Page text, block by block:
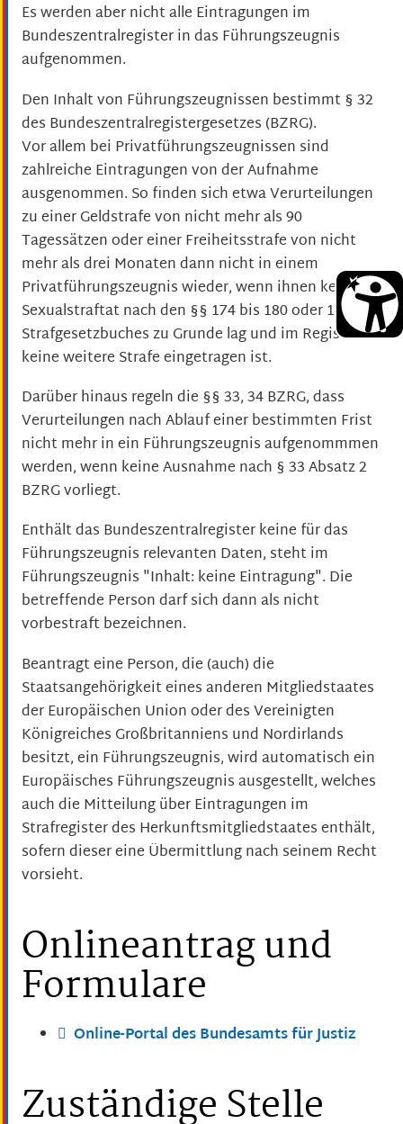
Es werden aber nicht alle Eintragungen im
Bundeszentralregister in das Führungszeugnis
aufgenommen.
Den Inhalt von Führungszeugnissen bestimmt § 32
des Bundeszentralregistergesetzes (BZRG).
Vor allem bei Privatführungszeugnissen sind
zahlreiche Eintragungen von der Aufnahme
ausgenommen. So finden sich etwa Verurteilungen
zu einer Geldstrafe von nicht mehr als 90
Tagessätzen oder einer Freiheitsstrafe von nicht
mehr als drei Monaten dann nicht in einem
Privatführungszeugnis wieder, wenn ihnen keine
Sexualstraftat nach den §§ 174 bis 180 oder 182 des
Strafgesetzbuches zu Grunde lag und im Register
keine weitere Strafe eingetragen ist.
Darüber hinaus regeln die §§ 33, 34 BZRG, dass
Verurteilungen nach Ablauf einer bestimmten Frist
nicht mehr in ein Führungszeugnis aufgenommmen
werden, wenn keine Ausnahme nach § 33 Absatz 2
BZRG vorliegt.
Enthält das Bundeszentralregister keine für das
Führungszeugnis relevanten Daten, steht im
Führungszeugnis "Inhalt: keine Eintragung". Die
betreffende Person darf sich dann als nicht
vorbestraft bezeichnen.
Beantragt eine Person, die (auch) die
Staatsangehörigkeit eines anderen Mitgliedstaates
derEuropäischen Union oder des Vereinigten
Königreiches Großbritanniens und Nordirlands
besitzt, ein Führungszeugnis, wird automatisch ein
Europäisches Führungszeugnis ausgestellt, welches
auch die Mitteilung über Eintragungen im
Strafregister des Herkunftsmitgliedstaates enthält,
sofern dieser eine Übermittlung nach seinem Recht
vorsieht.
Onlineantrag und
Formulare
Online-Portal des Bundesamts für Justiz
Zuständige Stelle